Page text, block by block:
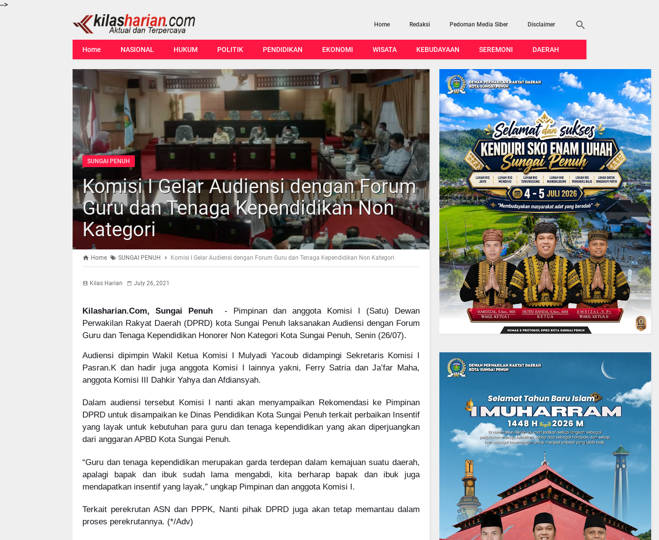
-->
Home Redaksi Pedoman Media Siber Disclaimer
Home NASIONAL HUKUM POLITIK PENDIDIKAN EKONOMI WISATA KEBUDAYAAN SEREMONI DAERAH
SUNGAI PENUH
Komisi I Gelar Audiensi dengan Forum
Guru dan Tenaga Kependidikan Non
Kategori
Home SUNGAI PENUH Komisi I Gelar Audiensi dengan Forum Guru dan Tenaga Kependidikan Non Kategori
Kilas Harian July 26, 2021
Kilasharian.Com, Sungai Penuh - Pimpinan dan anggota Komisi I (Satu) Dewan
Perwakilan Rakyat Daerah (DPRD) kota Sungai Penuh laksanakan Audiensi dengan Forum
Guru dan Tenaga Kependidikan Honorer Non Kategori Kota Sungai Penuh, Senin (26/07).
Audiensi dipimpin Wakil Ketua Komisi I Mulyadi Yacoub didampingi Sekretaris Komisi I
Pasran.K dan hadir juga anggota Komisi I lainnya yakni, Ferry Satria dan Ja’far Maha,
anggota Komisi III Dahkir Yahya dan Afdiansyah.
Dalam audiensi tersebut Komisi I nanti akan menyampaikan Rekomendasi ke Pimpinan
DPRD untuk disampaikan ke Dinas Pendidikan Kota Sungai Penuh terkait perbaikan Insentif
yang layak untuk kebutuhan para guru dan tenaga kependidikan yang akan diperjuangkan
dari anggaran APBD Kota Sungai Penuh.
“Guru dan tenaga kependidikan merupakan garda terdepan dalam kemajuan suatu daerah,
apalagi bapak dan ibuk sudah lama mengabdi, kita berharap bapak dan ibuk juga
mendapatkan insentif yang layak,” ungkap Pimpinan dan anggota Komisi I.
Terkait perekrutan ASN dan PPPK, Nanti pihak DPRD juga akan tetap memantau dalam
proses perekrutannya. (*/Adv)